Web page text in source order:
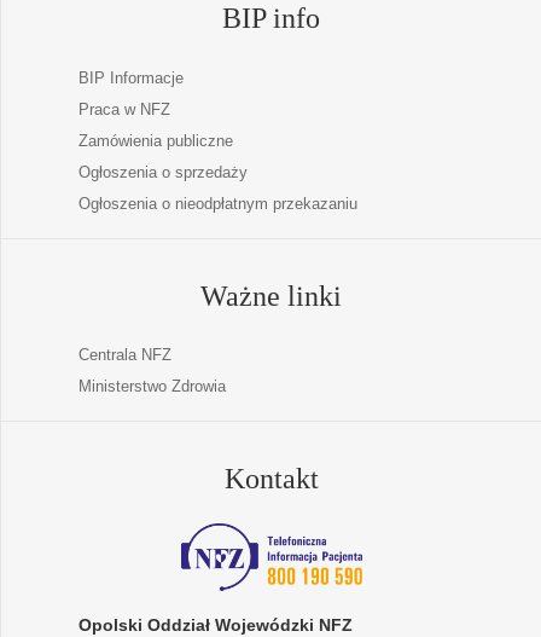
BIP info
BIP Informacje
Praca w NFZ
Zamówienia publiczne
Ogłoszenia o sprzedaży
Ogłoszenia o nieodpłatnym przekazaniu
Ważne linki
Centrala NFZ
Ministerstwo Zdrowia
Kontakt
Opolski Oddział Wojewódzki NFZ